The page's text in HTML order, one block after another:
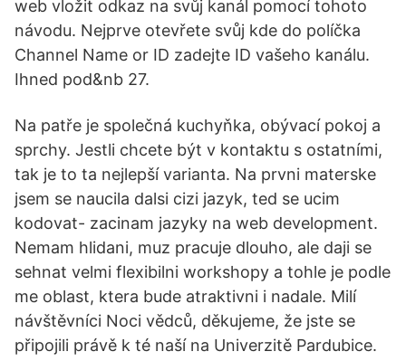
web vložit odkaz na svůj kanál pomocí tohoto
návodu. Nejprve otevřete svůj kde do políčka
Channel Name or ID zadejte ID vašeho kanálu.
Ihned pod&nb 27.
Na patře je společná kuchyňka, obývací pokoj a
sprchy. Jestli chcete být v kontaktu s ostatními,
tak je to ta nejlepší varianta. Na prvni materske
jsem se naucila dalsi cizi jazyk, ted se ucim
kodovat- zacinam jazyky na web development.
Nemam hlidani, muz pracuje dlouho, ale daji se
sehnat velmi flexibilni workshopy a tohle je podle
me oblast, ktera bude atraktivni i nadale. Milí
návštěvníci Noci vědců, děkujeme, že jste se
připojili právě k té naší na Univerzitě Pardubice.